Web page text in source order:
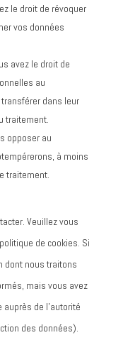
le droit de révoquer
vos données
avez le droit de
au
dans leur
traitement.
opposer au
à moins
traitement.
Veuillez vous
de cookies. Si
dont nous traitons
mais vous avez
de l’autorité
des données).